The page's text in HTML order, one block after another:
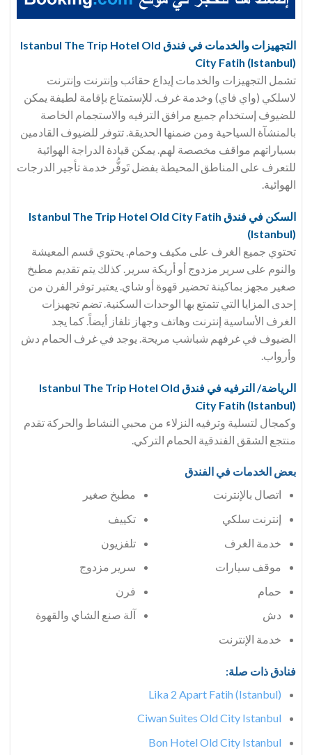
التجهيزات والخدمات في فندق Istanbul The Trip Hotel Old
City Fatih (Istanbul)
تشمل التجهيزات والخدمات إيداع حقائب وإنترنت وإنترنت
لاسلكي (واي فاي) وخدمة غرف. للإستمتاع بإقامة لطيفة يمكن
للضيوف إستخدام جميع مرافق الترفيه والاستجمام الخاصة
بالمنشآة السياحية ومن ضمنها الحديقة. تتوفر للضيوف القادمين
بسياراتهم مواقف مخصصة لهم. يمكن قيادة الدراجة الهوائية
للتعرف على المناطق المحيطة بفضل تَوفُّر خدمة تأجير الدرجات
الهوائية.
السكن في فندق Istanbul The Trip Hotel Old City Fatih
(Istanbul)
تحتوي جميع الغرف على مكيف وحمام. يحتوي قسم المعيشة
والنوم على سرير مزدوج أو أريكة سرير. كذلك يتم تقديم مطبخ
صغير مجهز بماكينة تحضير قهوة أو شاي. يعتبر توفر الفرن من
إحدى المزايا التي تتمتع بها الوحدات السكنية. تضم تجهيزات
الغرف الأساسية إنترنت وهاتف وجهاز تلفاز أيضاً. كما يجد
الضيوف في غرفهم شباشب مريحة. يوجد في غرف الحمام دش
وأرواب.
الرياضة/ الترفيه في فندق Istanbul The Trip Hotel Old
City Fatih (Istanbul)
وكمجال لتسلية وترفيه النزلاء من محبي النشاط والحركة تقدم
منتجع الشقق الفندقية الحمام التركي.
بعض الخدمات في الفندق
اتصال بالإنترنت
إنترنت سلكي
خدمة الغرف
موقف سيارات
حمام
دش
خدمة الإنترنت
مطبخ صغير
تكييف
تلفزيون
سرير مزدوج
فرن
آلة صنع الشاي والقهوة
فنادق ذات صلة:
Lika 2 Apart Fatih (Istanbul)
Ciwan Suites Old City Istanbul
Bon Hotel Old City Istanbul